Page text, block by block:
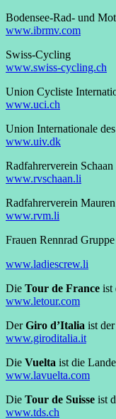
Bodensee-Rad- und
www.ibrmv.com
Swiss-Cycling
www.swiss-cycling.ch
Union Cycliste
www.uci.ch
Union Internationale
www.uiv.dk
Radfahrerverein Schaan
www.rvschaan.li
Radfahrerverein Mauren
www.rvm.li
Frauen Rennrad Gruppe
www.ladiescrew.li
Die Tour de France ist
www.letour.com
DerGiro d’Italia ist
www.giroditalia.it
Die Vuelta ist die
www.lavuelta.com
Die Tour de Suisse ist
www.tds.ch